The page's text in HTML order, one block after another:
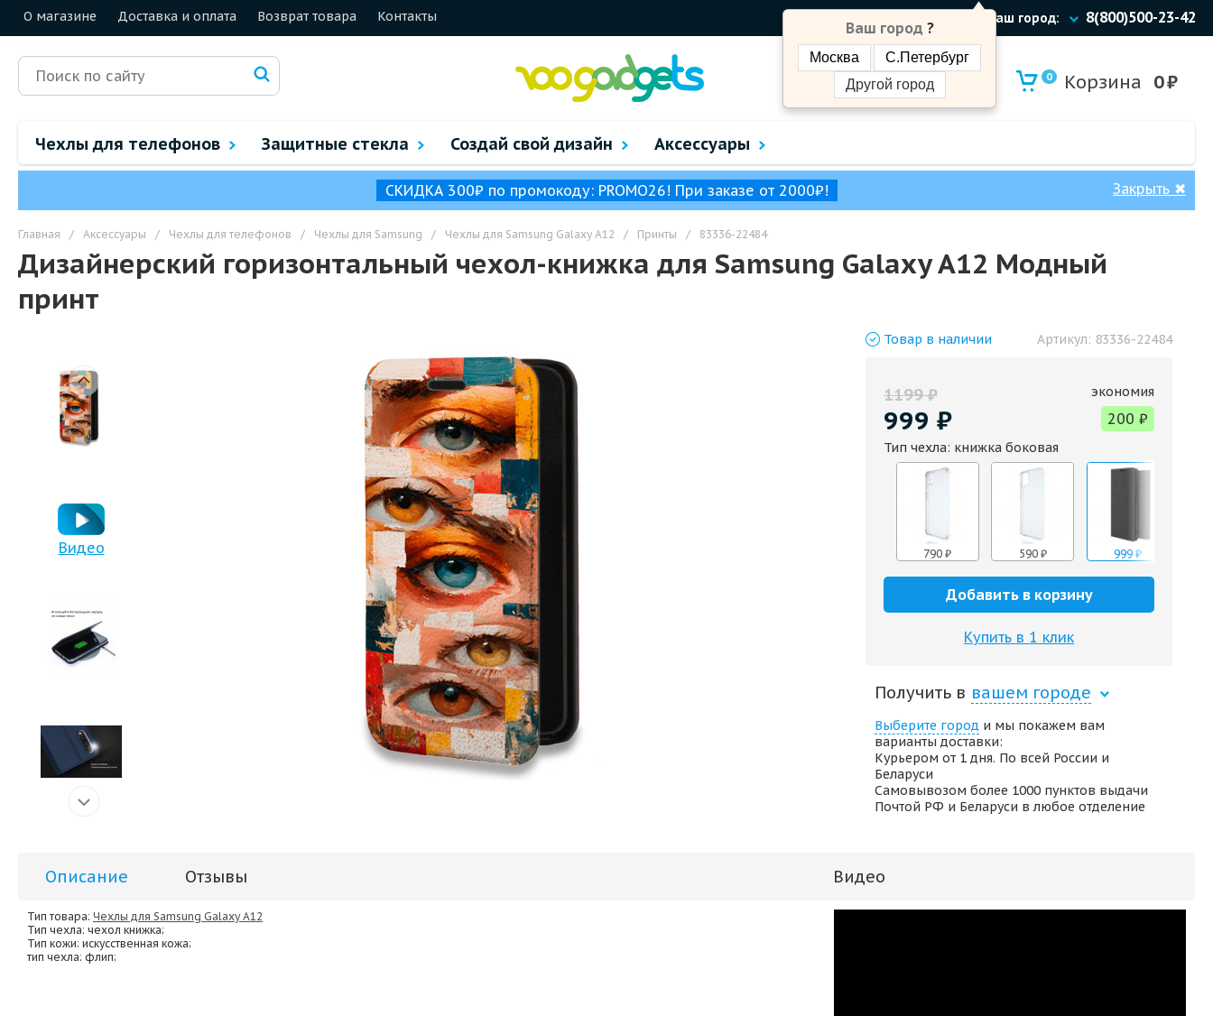
О магазине Доставка и оплата Возврат товара Контакты Ваш город:
Ваш город ?
Москва
С.Петербург
Другой город
8(800)500-23-42
0 Корзина 0₽
Чехлы для телефонов Защитные стекла Создай свой дизайн Аксессуары
СКИДКА 300₽ по промокоду: PROMO26! При заказе от 2000₽! Закрыть ✖
Главная / Аксессуары / Чехлы для телефонов / Чехлы для Samsung / Чехлы для Samsung Galaxy A12 / Принты / 83336-22484
Дизайнерский горизонтальный чехол-книжка для Samsung Galaxy A12 Модный
принт
Видео
Товар в наличии Артикул: 83336-22484
1199₽
999 ₽
экономия
200 ₽
Тип чехла: книжка боковая
790₽ 590 ₽ 999₽
Добавить в корзину
Купить в 1 клик
Получить в вашем городе
Выберите город и мы покажем вам
варианты доставки:
Курьером от 1 дня. По всей России и
Беларуси
Самовывозом более 1000 пунктов выдачи
Почтой РФ и Беларуси в любое отделение
Описание Отзывы Видео
Тип товара: Чехлы для Samsung Galaxy A12
Тип чехла: чехол книжка;
Тип кожи: искусственная кожа;
тип чехла: флип;